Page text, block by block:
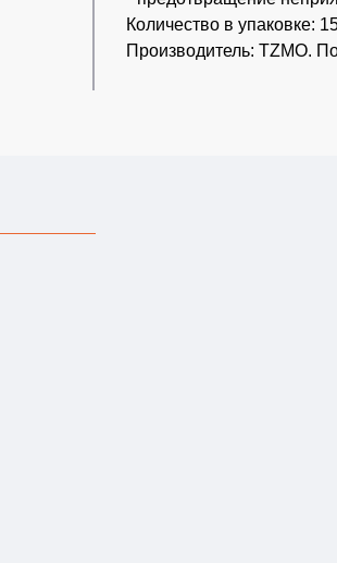
Количество в упаковке:
Производитель: TZMO.